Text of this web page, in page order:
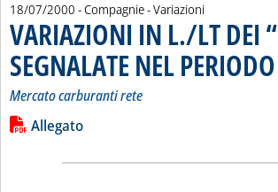
18/07/2000 - Compagnie - Variazioni
VARIAZIONI IN L./LT DEI
SEGNALATE NEL
Mercato carburanti rete
Leggi tutta la notizia: 'VARIAZIONI IN L./LT
Lista allegati PDF alla notizia
Allegato